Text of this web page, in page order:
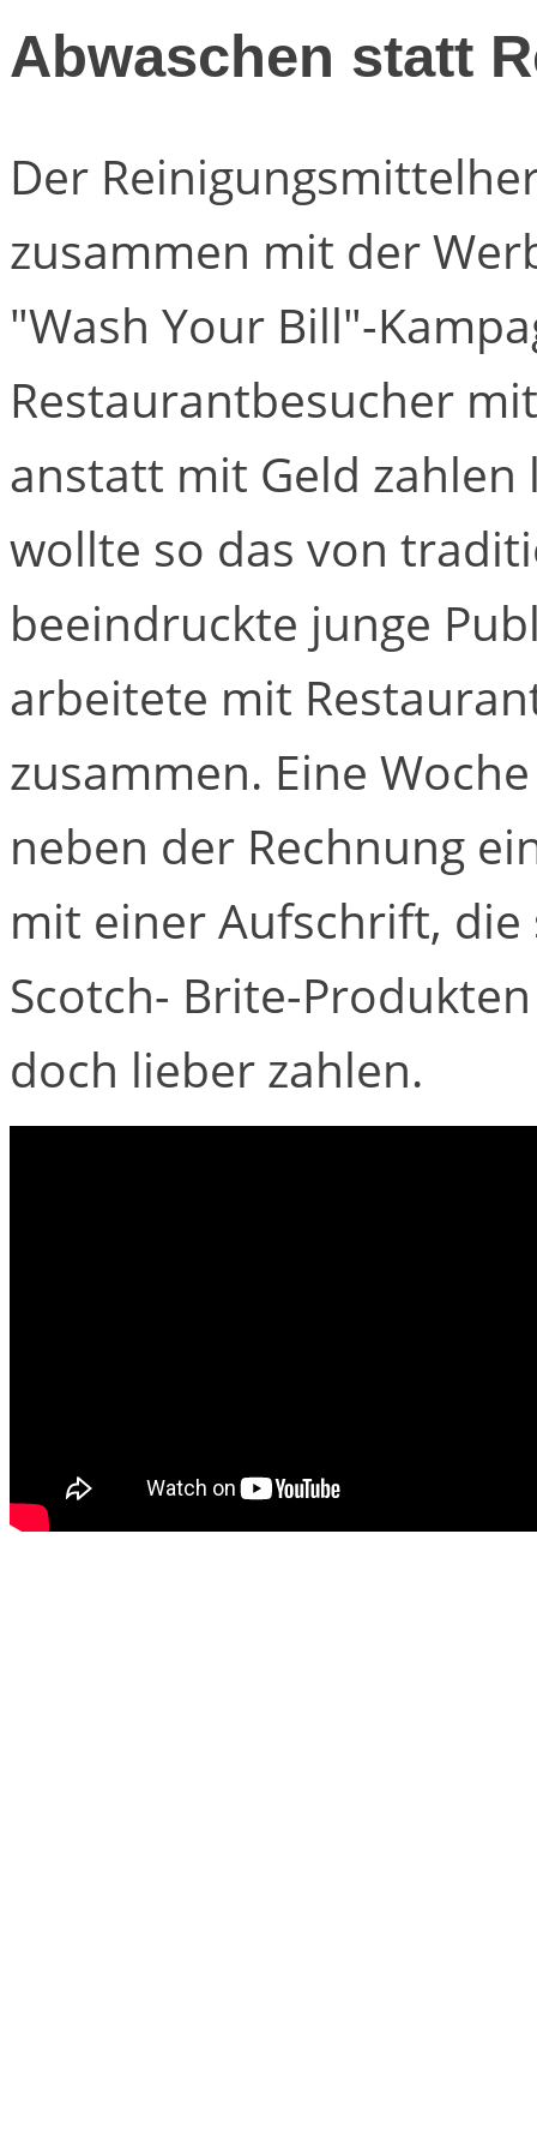
Abwaschen statt
Der
zusammen mit der
"Wash Your Bill"-
Restaurantbesucher
anstatt mit Geld zahlen
wollte so das von
beeindruckte junge
arbeitete mit
zusammen. Eine
neben der Rechnung
mit einer Aufschrift,
Scotch- Brite-
doch lieber zahlen.